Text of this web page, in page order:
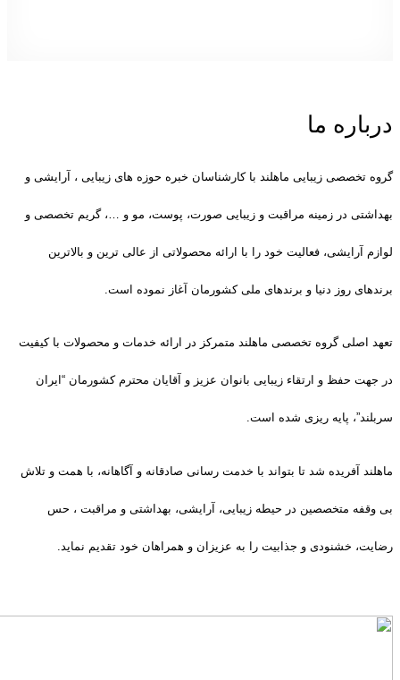
درباره ما
گروه تخصصی زیبایی ماهلند با کارشناسان خبره حوزه های زیبایی ، آرایشی و
بهداشتی در زمینه مراقبت و زیبایی صورت، پوست، مو و …، گریم تخصصی و
لوازم آرایشی، فعالیت خود را با ارائه محصولاتی از عالی ترین و بالاترین
برندهای روز دنیا و برندهای ملی کشورمان آغاز نموده است.
تعهد اصلی گروه تخصصی ماهلند متمرکز در ارائه خدمات و محصولات با کیفیت
در جهت حفظ و ارتقاء زیبایی بانوان عزیز و آقایان محترم کشورمان “ایران
سربلند”، پایه ریزی شده است.
ماهلند آفریده شد تا بتواند با خدمت رسانی صادقانه و آگاهانه، با همت و تلاش
بی وقفه متخصصین در حیطه زیبایی، آرایشی، بهداشتی و مراقبت ، حس
رضایت، خشنودی و جذابیت را به عزیزان و همراهان خود تقدیم نماید.